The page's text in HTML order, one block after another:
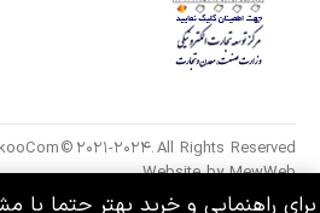
برای راهنمایی و خرید بهتر حتما با
© 2021-2024. All Rights Reserved
Website byMewWeb